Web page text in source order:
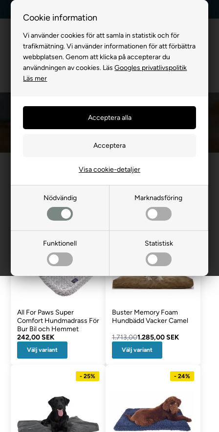
Cookie information
Vi använder cookies för att samla in statistik och för
trafikmätning. Vi använder informationen för att förbättra
webbplatsen. Genom att klicka på accepterar du
användningen av cookies. LäsGoogles privatlivspolitik
Läs mer
Nödvändig Marknadsföring
Funktionell Statistisk
Visa cookie-detaljer
Hundkudde för bil
Framsida»FÖR HUND»Hundtransport»Hundtransport för bil»
En hundkudde för bil säkerställer trygghet, komfort och skydd
repor och hår. Perfekt för långa bilresor eller daglig transport.
All For Paws Super
Comfort Hundmadrass För
Bur Bil och Hemmet
242,00 SEK
Välj variant
- 25%
Buster Memory Foam
Hundbädd Vacker Camel
1.713,001.285,00 SEK
Välj variant
- 25% - 24%